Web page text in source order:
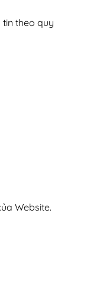
theo quy
Website.